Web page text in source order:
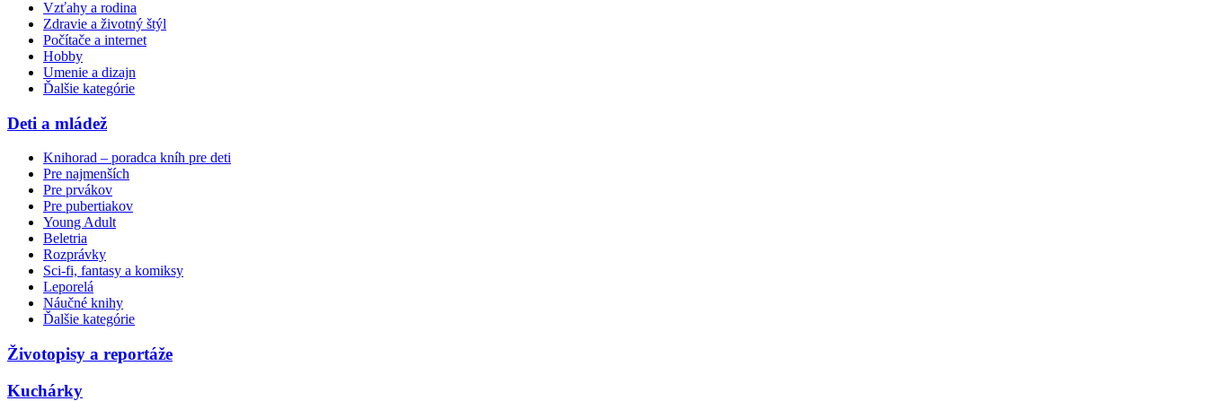
Vzťahy a rodina
Zdravie a životný štýl
Počítače a internet
Hobby
Umenie a dizajn
Ďalšie kategórie
Deti a mládež
Knihorad – poradca kníh pre deti
Pre najmenších
Pre prvákov
Pre pubertiakov
Young Adult
Beletria
Rozprávky
Sci-fi, fantasy a komiksy
Leporelá
Náučné knihy
Ďalšie kategórie
Životopisy a reportáže
Kuchárky